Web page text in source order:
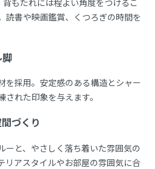
もたれには程よい角度をつけるこ
読書や映画鑑賞、くつろぎの時間を
を採用。安定感のある構造とシャー
れた印象を与えます。
づくり
ーと、やさしく落ち着いた雰囲気の
リアスタイルやお部屋の雰囲気に合